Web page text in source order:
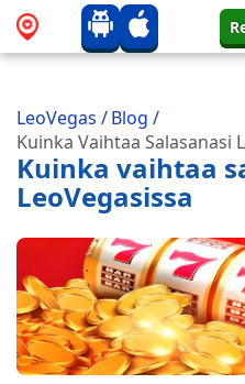
LeoVegas /Blog /
Kuinka Vaihtaa Salasanasi
Kuinka vaihtaa
LeoVegasissa